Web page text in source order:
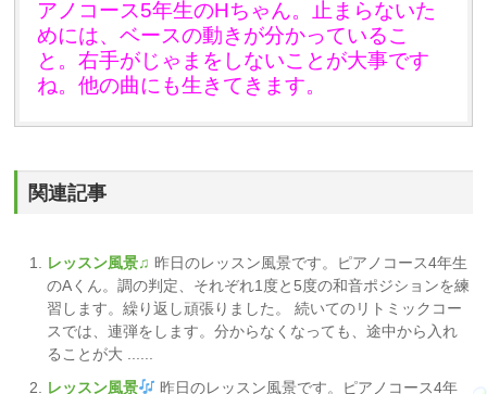
アノコース5年生のHちゃん。止まらないた
めには、ベースの動きが分かっているこ
と。右手がじゃまをしないことが大事です
ね。他の曲にも生きてきます。
関連記事
レッスン風景♫ 昨日のレッスン風景です。ピアノコース4年生
のAくん。調の判定、それぞれ1度と5度の和音ポジションを練
習します。繰り返し頑張りました。 続いてのリトミックコー
スでは、連弾をします。分からなくなっても、途中から入れ
ることが大 ......
レッスン風景
昨日のレッスン風景です。ピアノコース4年